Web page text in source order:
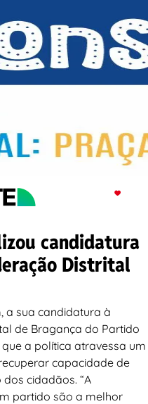
candidatura
Distrital
a sua candidatura à
de Bragança do Partido
a política atravessa um
capacidade de
cidadãos. “A
partido são a melhor